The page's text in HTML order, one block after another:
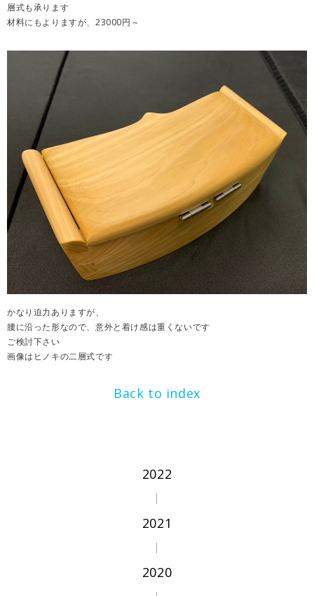
層式も承ります
材料にもよりますが、23000円～
かなり迫力ありますが、
腰に沿った形なので、意外と着け感は重くないです
ご検討下さい
画像はヒノキの二層式です
Back to index
2022
2021
2020